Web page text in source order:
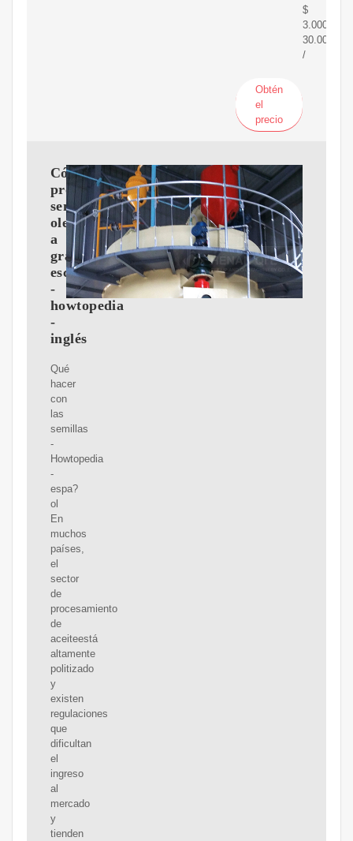
$
3.000,00-
30.000,00
/
Obtén
el
precio
Cómo
procesar
semillas
oleaginosas
a
gran
escala
-
howtopedia
-
inglés
Qué
hacer
con
las
semillas
-
Howtopedia
-
espa?
ol
En
muchos
países,
el
sector
de
procesamiento
de
aceiteestá
altamente
politizado
y
existen
regulaciones
que
dificultan
el
ingreso
al
mercado
y
tienden